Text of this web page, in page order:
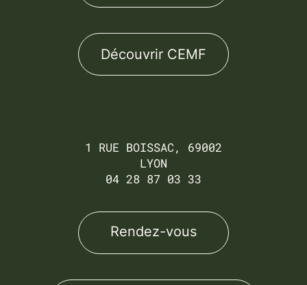
Découvrir CEMF
1 RUE BOISSAC, 69002
LYON
04 28 87 03 33
Rendez-vous